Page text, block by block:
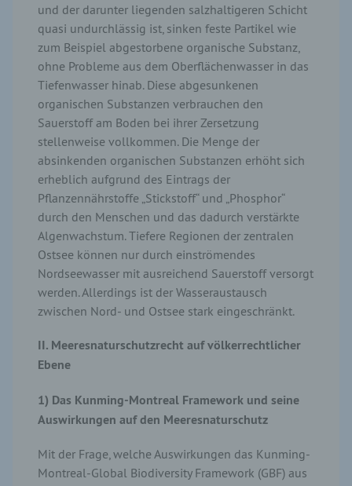
und der darunter liegenden salzhaltigeren Schicht
quasi undurchlässig ist, sinken feste Partikel wie
zum Beispiel abgestorbene organische Substanz,
ohne Probleme aus dem Oberflächenwasser in das
Tiefenwasser hinab. Diese abgesunkenen
organischen Substanzen verbrauchen den
Sauerstoff am Boden bei ihrer Zersetzung
stellenweise vollkommen. Die Menge der
absinkenden organischen Substanzen erhöht sich
erheblich aufgrund des Eintrags der
Pflanzennährstoffe „Stickstoff“ und „Phosphor“
durch den Menschen und das dadurch verstärkte
Algenwachstum. Tiefere Regionen der zentralen
Ostsee können nur durch einströmendes
Nordseewasser mit ausreichend Sauerstoff versorgt
werden. Allerdings ist der Wasseraustausch
zwischen Nord- und Ostsee stark eingeschränkt.
II. Meeresnaturschutzrecht auf völkerrechtlicher
Ebene
1) Das Kunming-Montreal Framework und seine
Auswirkungen auf den Meeresnaturschutz
Mit der Frage, welche Auswirkungen das Kunming-
Montreal-Global Biodiversity Framework (GBF) aus